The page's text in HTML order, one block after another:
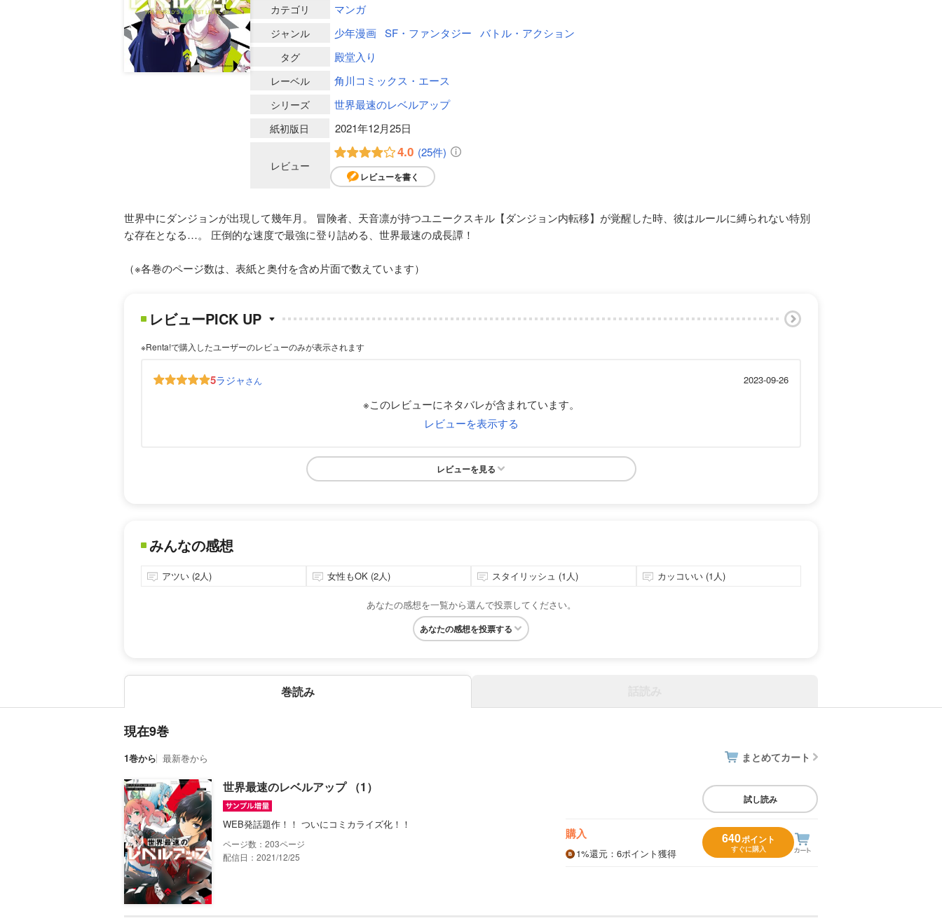
カテゴリ マンガ
ジャンル 少年漫画 SF・ファンタジー バトル・アクション
タグ 殿堂入り
レーベル 角川コミックス・エース
シリーズ 世界最速のレベルアップ
紙初版日 2021年12月25日
レビュー
4.0 (25件)
レビューを書く
世界中にダンジョンが出現して幾年月。 冒険者、天音凛が持つユニークスキル【ダンジョン内転移】が覚醒した時、彼はルールに縛られない特別
な存在となる…。 圧倒的な速度で最強に登り詰める、世界最速の成長譚！
（※各巻のページ数は、表紙と奥付を含め片面で数えています）
レビューPICK UP
※Renta!で購入したユーザーのレビューのみが表示されます
5ラジャさん 2023-09-26
※このレビューにネタバレが含まれています。
レビューを表示する
レビューを見る
みんなの感想
アツい (2人) 女性もOK (2人) スタイリッシュ (1人) カッコいい (1人)
あなたの感想を一覧から選んで投票してください。
あなたの感想を投票する
巻読み
現在9巻
1巻から 最新巻から まとめてカート
世界最速のレベルアップ （1）
WEB発話題作！！ ついにコミカライズ化！！
203
配信日：2021/12/25
試し読み
購入
1%還元 ：6ポイント獲得
640ポイント
すぐに購入